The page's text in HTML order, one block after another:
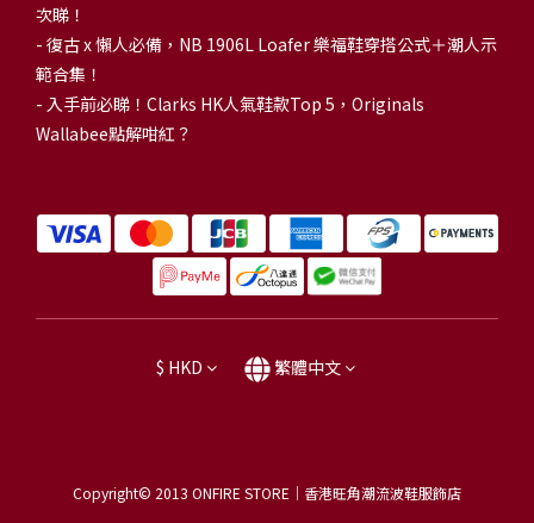
次睇！
- 復古 x 懶人必備，NB 1906L Loafer 樂福鞋穿搭公式＋潮人示
範合集！
- 入手前必睇！Clarks HK人氣鞋款Top 5，Originals
Wallabee點解咁紅？
$ HKD 繁體中文
Copyright© 2013 ONFIRE STORE｜香港旺角潮流波鞋服飾店